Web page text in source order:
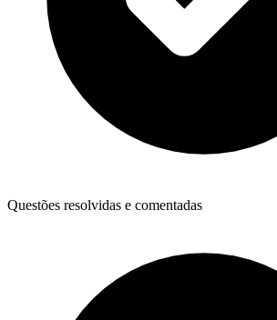
Questões resolvidas e comentadas